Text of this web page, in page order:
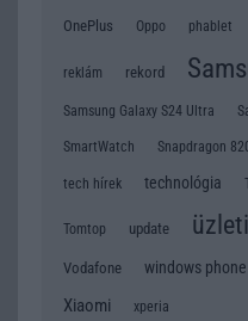
OnePlus Oppo phablet
reklám rekord
Samsung Galaxy S24 Ultra
SmartWatch Snapdragon
tech hírek technológia
Tomtop update
Vodafone windows phone
Xiaomi xperia